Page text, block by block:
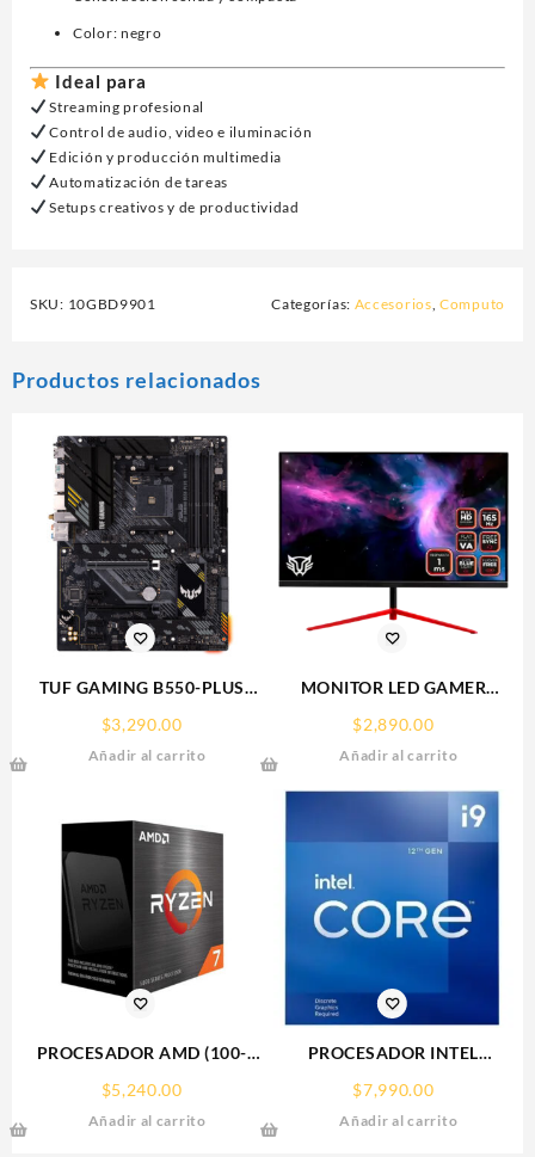
Color: negro
Ideal para
Streaming profesional
Control de audio, video e iluminación
Edición y producción multimedia
Automatización de tareas
Setups creativos y de productividad
SKU: 10GBD9901 Categorías: Accesorios ,Computo
Productos relacionados
TUF GAMING B550-PLUS
MADRE SOCKET
AM4,4*DDR4,HDMI,DP,PCIE-
$3,290.00
Añadir al carrito
MONITOR LED GAMER
ODYSSEY MTX24G/23.8
PLANO 16:9/144HZ/FULL
HD 1920X1080/NEGRO/BR-
$2,890.00
Añadir al carrito
PROCESADOR AMD (100-
5700X S-AM4, 8 CORE 3.4
GHZ, 65W, S/GRAFICOS
$5,240.00
Añadir al carrito
PROCESADOR INTEL
12900KF S-1700 16CORES
5.2GHZ 125W S/GRAFICOS
$7,990.00
Añadir al carrito